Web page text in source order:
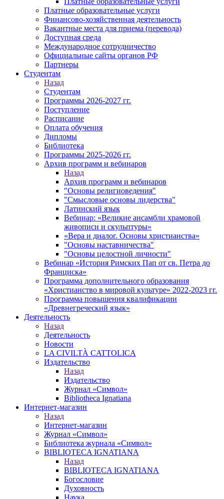
Платные образовательные услуги
Финансово-хозяйственная деятельность
Вакантные места для приема (перевода)
Доступная среда
Международное сотрудничество
Официальные сайты органов РФ
Партнеры
Студентам
Назад
Студентам
Программы 2026-2027 гг.
Поступление
Расписание
Оплата обучения
Дипломы
Библиотека
Программы 2025-2026 гг.
Архив программ и вебинаров
Назад
Архив программ и вебинаров
"Основы религиоведения"
"Смысловые основы лидерства"
Латинский язык
Вебинар: «Великие ансамбли храмовой
живописи и скульптуры»
«Вера и диалог. Основы христианства»
"Основы наставничества"
"Основы целостной личности"
Вебинар «История Римских Пап от св. Петра до
Франциска»
Программа дополнительного образования
«Христианство в мировой культуре» 2022-2023 гг.
Программа повышения квалификации
«Древнегреческий язык»
Деятельность
Назад
Деятельность
Новости
LA CIVILTÀ CATTOLICA
Издательство
Назад
Издательство
Журнал «Символ»
Bibliotheca Ignatiana
Интернет-магазин
Назад
Интернет-магазин
Журнал «Символ»
Библиотека журнала «Символ»
BIBLIOTECA IGNATIANA
Назад
BIBLIOTECA IGNATIANA
Богословие
Духовность
Наука